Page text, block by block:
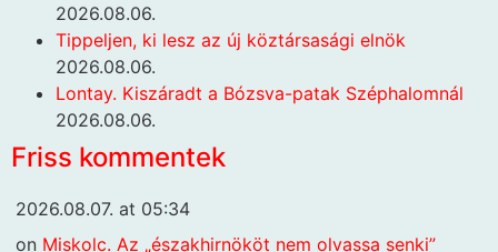
2026.08.06.
Tippeljen, ki lesz az új köztársasági elnök
2026.08.06.
Lontay. Kiszáradt a Bózsva-patak Széphalomnál
2026.08.06.
Friss kommentek
2026.08.07. at 05:34
on Miskolc. Az „északhirnököt nem olvassa senki”